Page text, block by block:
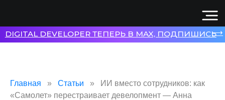
Главная Статьи
ИИ вместо сотрудников: как
«Самолет» перестраивает девелопмент — Анна